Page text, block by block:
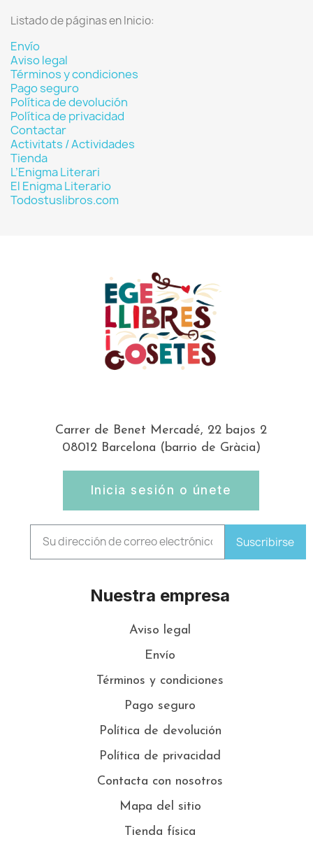
Listado de páginas en Inicio:
Envío
Aviso legal
Términos y condiciones
Pago seguro
Política de devolución
Política de privacidad
Contactar
Activitats / Actividades
Tienda
L’Enigma Literari
El Enigma Literario
Todostuslibros.com
Carrer de Benet Mercadé, 22 bajos 2
08012 Barcelona (barrio de Gràcia)
Inicia sesión o únete
Suscribirse
Nuestra empresa
Aviso legal
Envío
Términos y condiciones
Pago seguro
Política de devolución
Política de privacidad
Contacta con nosotros
Mapa del sitio
Tienda física